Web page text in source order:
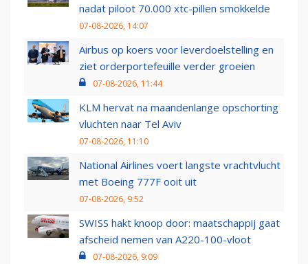
nadat piloot 70.000 xtc-pillen smokkelde
07-08-2026, 14:07
Airbus op koers voor leverdoelstelling en
ziet orderportefeuille verder groeien
07-08-2026, 11:44
KLM hervat na maandenlange opschorting
vluchten naar Tel Aviv
07-08-2026, 11:10
National Airlines voert langste vrachtvlucht
met Boeing 777F ooit uit
07-08-2026, 9:52
SWISS hakt knoop door: maatschappij gaat
afscheid nemen van A220-100-vloot
07-08-2026, 9:09